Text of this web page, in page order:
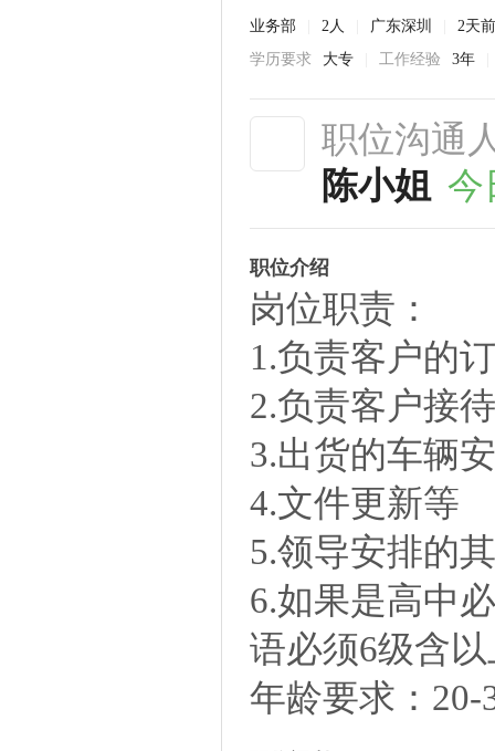
业务部 2人 广东深圳
2天
学历要求
大专 工作经验 3年
职位沟通
陈小姐 今
职位介绍
岗位职责：
1.负责客户的
2.负责客户接
3.出货的车辆
4.文件更新等
5.领导安排的
6.如果是高中
语必须6级含
年龄要求：20-